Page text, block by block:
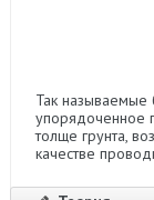
Так называемые
упорядоченное
толще грунта,
качестве